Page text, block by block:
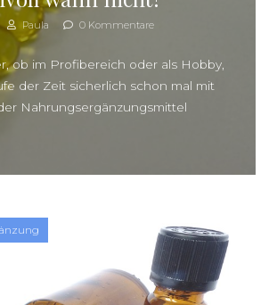
Paula 0 Kommentare
ob im Profibereich oder als Hobby,
der Zeit sicherlich schon mal mit
Nahrungsergänzungsmittel